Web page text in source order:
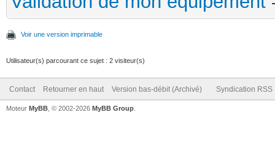
Voir une version imprimable
Utilisateur(s) parcourant ce sujet : 2 visiteur(s)
Contact Retourner en haut Version bas-débit (Archivé) Syndication RSS
Moteur MyBB , © 2002-2026 MyBB Group